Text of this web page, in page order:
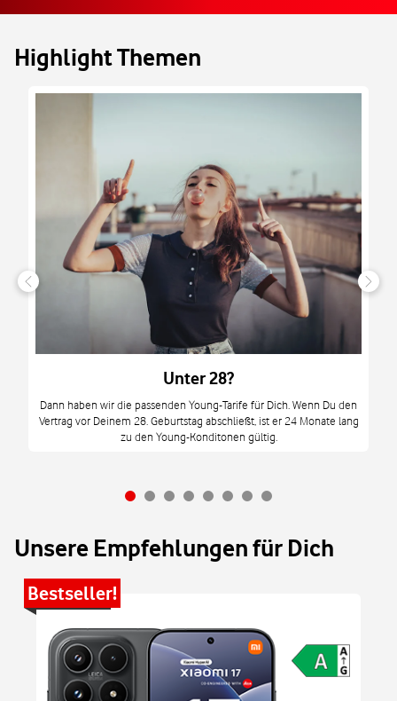
Highlight Themen
Unter 28?
Dann haben wir die passenden Young-Tarife für Dich. Wenn Du den
Vertrag vor Deinem 28. Geburtstag abschließt, ist er 24 Monate lang
zu den Young-Konditonen gültig.
Unsere Empfehlungen für Dich
Bestseller!